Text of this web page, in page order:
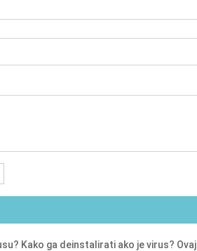
Kako ga deinstalirati ako je virus? Ovaj